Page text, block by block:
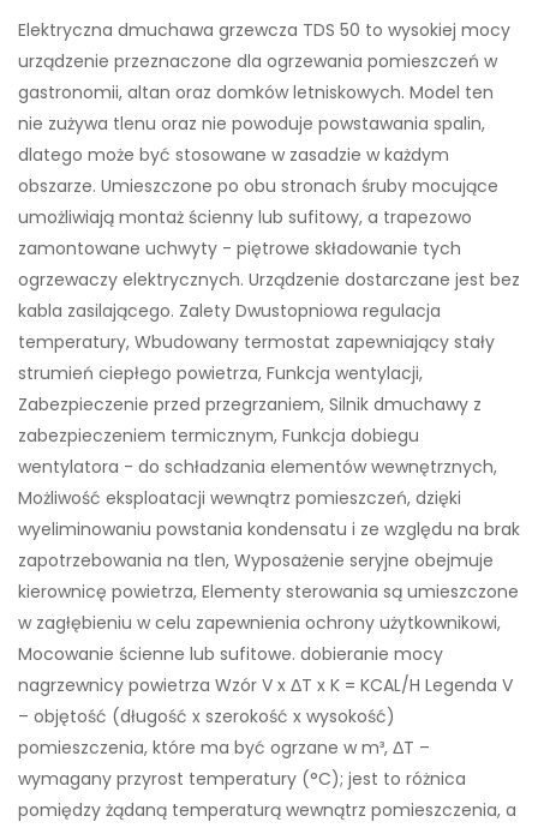
Elektryczna dmuchawa grzewcza TDS 50 to wysokiej mocy
urządzenie przeznaczone dla ogrzewania pomieszczeń w
gastronomii, altan oraz domków letniskowych. Model ten
nie zużywa tlenu oraz nie powoduje powstawania spalin,
dlatego może być stosowane w zasadzie w każdym
obszarze. Umieszczone po obu stronach śruby mocujące
umożliwiają montaż ścienny lub sufitowy, a trapezowo
zamontowane uchwyty - piętrowe składowanie tych
ogrzewaczy elektrycznych. Urządzenie dostarczane jest bez
kabla zasilającego. Zalety Dwustopniowa regulacja
temperatury, Wbudowany termostat zapewniający stały
strumień ciepłego powietrza, Funkcja wentylacji,
Zabezpieczenie przed przegrzaniem, Silnik dmuchawy z
zabezpieczeniem termicznym, Funkcja dobiegu
wentylatora - do schładzania elementów wewnętrznych,
Możliwość eksploatacji wewnątrz pomieszczeń, dzięki
wyeliminowaniu powstania kondensatu i ze względu na brak
zapotrzebowania na tlen, Wyposażenie seryjne obejmuje
kierownicę powietrza, Elementy sterowania są umieszczone
w zagłębieniu w celu zapewnienia ochrony użytkownikowi,
Mocowanie ścienne lub sufitowe. dobieranie mocy
nagrzewnicy powietrza Wzór V x ΔT x K = KCAL/H Legenda V
– objętość (długość x szerokość x wysokość)
pomieszczenia, które ma być ogrzane w m³, ΔT –
wymagany przyrost temperatury (°C); jest to różnica
pomiędzy żądaną temperaturą wewnątrz pomieszczenia, a